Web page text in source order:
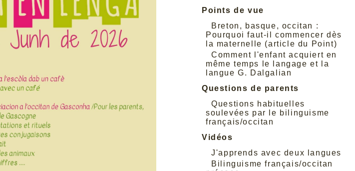
Points de vue
Breton, basque, occitan :
Pourquoi faut-il commencer dès
la maternelle (article du Point)
Comment l'enfant acquiert en
même temps le langage et la
langue G. Dalgalian
Questions de parents
Questions habituelles
soulevées par le bilinguisme
français/occitan
Vidéos
J'apprends avec deux langues
Bilinguisme français/occitan